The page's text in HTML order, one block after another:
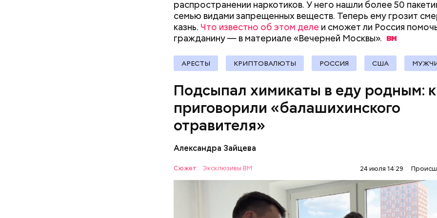
распространении наркотиков. У него нашли более 50
семью видами запрещенных веществ. Теперь ему грозит
казнь. Что известно об этом деле и сможет ли Россия
гражданину — в материале «Вечерней Москвы».
АРЕСТЫ КРИПТОВАЛЮТЫ РОССИЯ США
Подсыпал химикаты в еду родным:
приговорили «балашихинского
отравителя»
Александра Зайцева
Сюжет: Эксклюзивы ВМ 24 июля 14:29
Все началось в июне, когда двое супругов обратились в
больницу с жалобами на плохое самочувствие. Врачи не
поставить им точный диагноз, после чего анализы
Video
Видео: пресс-служба ГСУ СК по Московской области
БАЛАШИХА
РОДИТЕЛИ
— Личность подозреваемого установлена, полицией
меры к задержанию, — сообщили в пресс-службеГУ МВД
Республике Дагестан.
документы